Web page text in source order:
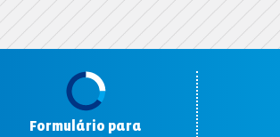
Formulário para